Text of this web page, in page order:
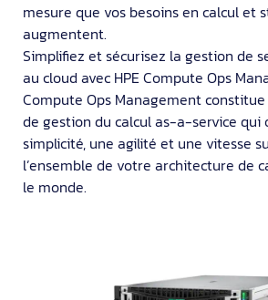
mesure que vos besoins en calcul et
augmentent.
Simplifiez et sécurisez la gestion de
au cloud avec HPE Compute Ops
Compute Ops Management
de gestion du calcul as-a-service qui
simplicité, une agilité et une vitesse
l’ensemble de votre architecture de
le monde.